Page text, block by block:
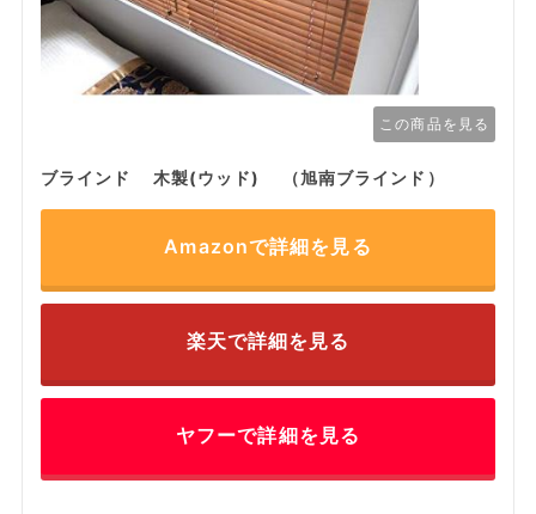
この商品を見る
ブラインド 木製(ウッド) （旭南ブラインド）
Amazonで詳細を見る
楽天で詳細を見る
ヤフーで詳細を見る